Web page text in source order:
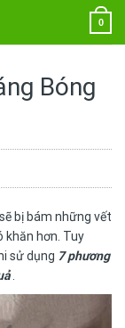
0
Bóng
bị bám những vết
khăn hơn. Tuy
sử dụng 7 phương
.